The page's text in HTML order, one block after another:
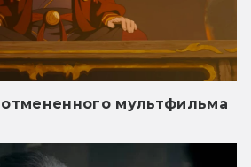
мультфильма